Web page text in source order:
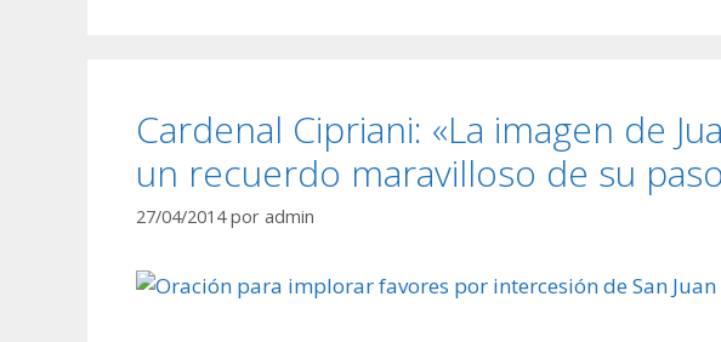
Cardenal Cipriani: «La imagen de
un recuerdo maravilloso de su
27/04/2014 por admin